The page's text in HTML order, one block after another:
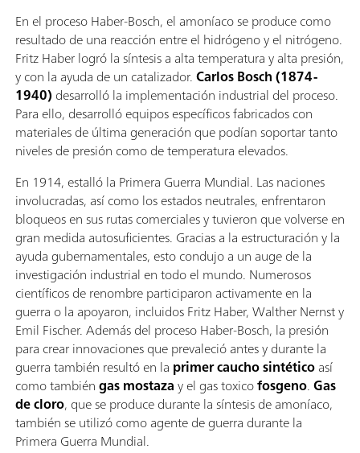
En el proceso Haber-Bosch, el amoníaco se produce como
resultado de una reacción entre el hidrógeno y el nitrógeno.
Fritz Haber logró la síntesis a alta temperatura y alta presión,
y con la ayuda de un catalizador.Carlos Bosch (1874-
1940) desarrolló la implementación industrial del proceso.
Para ello, desarrolló equipos específicos fabricados con
materiales de última generación que podían soportar tanto
niveles de presión como de temperatura elevados.
En 1914, estalló la Primera Guerra Mundial. Las naciones
involucradas, así como los estados neutrales, enfrentaron
bloqueos en sus rutas comerciales y tuvieron que volverse en
gran medida autosuficientes. Gracias a la estructuración y la
ayuda gubernamentales, esto condujo a un auge de la
investigación industrial en todo el mundo. Numerosos
científicos de renombre participaron activamente en la
guerra o la apoyaron, incluidos Fritz Haber, Walther Nernst y
Emil Fischer. Además del proceso Haber-Bosch, la presión
para crear innovaciones que prevaleció antes y durante la
guerra también resultó en la primer caucho sintéticoasí
como tambiéngas mostazay el gas toxicofosgeno.Gas
de cloro, que se produce durante la síntesis de amoníaco,
también se utilizó como agente de guerra durante la
Primera Guerra Mundial.